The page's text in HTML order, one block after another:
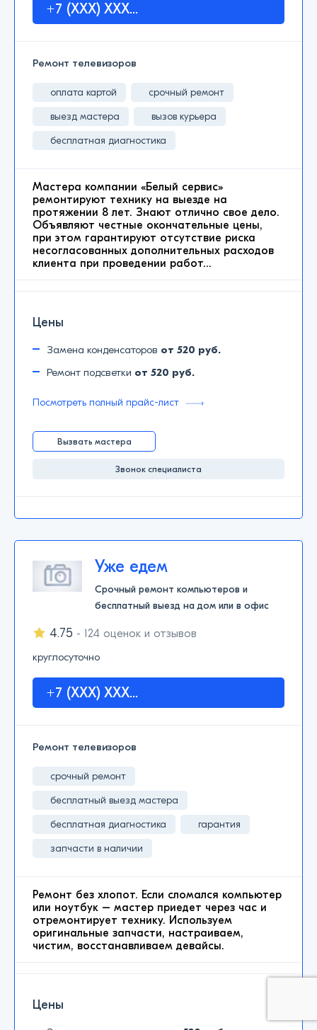
+7 (XXX) XXX...
Ремонт телевизоров
оплата картой
срочный ремонт
выезд мастера
вызов курьера
бесплатная диагностика
Мастера компании «Белый сервис»
ремонтируют технику на выезде на
протяжении 8 лет. Знают отлично свое дело.
Объявляют честные окончательные цены,
при этом гарантируют отсутствие риска
несогласованных дополнительных расходов
клиента при проведении работ…
Цены
Замена конденсаторов от 520 руб.
Ремонт подсветки от 520 руб.
Посмотреть полный прайс-лист
Вызвать мастера
Звонок специалиста
Уже едем
Срочный ремонт компьютеров и
бесплатный выезд на дом или в офис
4.75 - 124 оценок и отзывов
+7 (XXX) XXX...
круглосуточно
Ремонт телевизоров
срочный ремонт
бесплатный выезд мастера
бесплатная диагностика
гарантия
запчасти в наличии
Ремонт без хлопот. Если сломался компьютер
или ноутбук – мастер приедет через час и
отремонтирует технику. Используем
оригинальные запчасти, настраиваем,
чистим, восстанавливаем девайсы.
Цены